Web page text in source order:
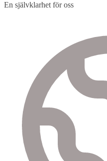
En självklarhet för oss